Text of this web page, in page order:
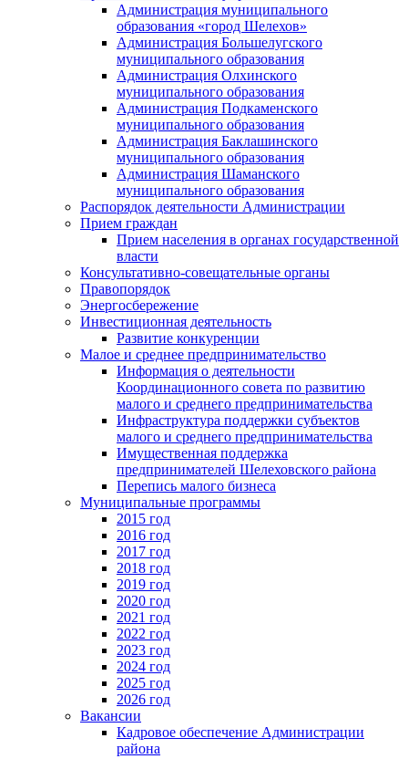
Администрация муниципального
образования «город Шелехов»
Администрация Большелугского
муниципального образования
Администрация Олхинского
муниципального образования
Администрация Подкаменского
муниципального образования
Администрация Баклашинского
муниципального образования
Администрация Шаманского
муниципального образования
Распорядок деятельности Администрации
Прием граждан
Прием населения в органах государственной
власти
Консультативно-совещательные органы
Правопорядок
Энергосбережение
Инвестиционная деятельность
Развитие конкуренции
Малое и среднее предпринимательство
Информация о деятельности
Координационного совета по развитию
малого и среднего предпринимательства
Инфраструктура поддержки субъектов
малого и среднего предпринимательства
Имущественная поддержка
предпринимателей Шелеховского района
Перепись малого бизнеса
Муниципальные программы
2015 год
2016 год
2017 год
2018 год
2019 год
2020 год
2021 год
2022 год
2023 год
2024 год
2025 год
2026 год
Вакансии
Кадровое обеспечение Администрации
района